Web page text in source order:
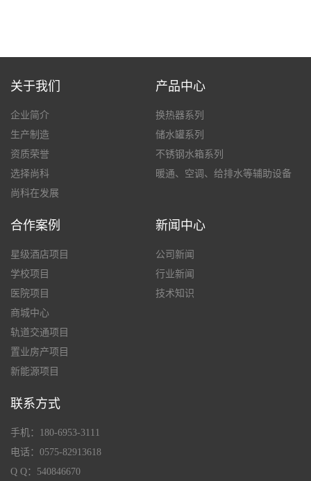
关于我们
企业简介
生产制造
资质荣誉
选择尚科
尚科在发展
产品中心
换热器系列
储水罐系列
不锈钢水箱系列
暖通、空调、给排水等辅助设备
合作案例
星级酒店项目
学校项目
医院项目
商城中心
轨道交通项目
置业房产项目
新能源项目
新闻中心
公司新闻
行业新闻
技术知识
联系方式
手机：180-6953-3111
电话：0575-82913618
Q Q：540846670